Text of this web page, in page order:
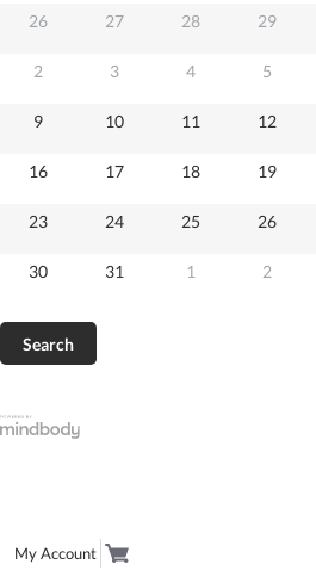
26 27 28 29
2 3 4 5
9 10 11 12
16 17 18 19
23 24 25 26
30 31 1 2
Search
My Account